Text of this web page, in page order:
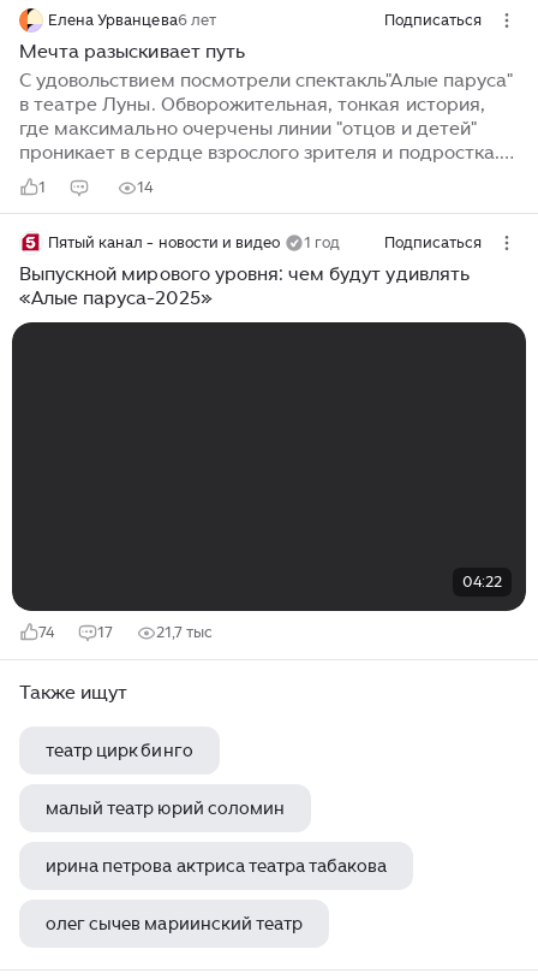
Елена Урванцева6 лет Подписаться
Мечта разыскивает путь
С удовольствием посмотрели спектакль"Алые паруса"
в театре Луны. Обворожительная, тонкая история,
где максимально очерчены линии "отцов и детей"
проникает в сердце взрослого зрителя и подростка. В
сцене прощания Ассоль с отцом плакала. Артур Грей
и Летика - невероятно талантливые актёры. Вы не
обаятельная Ассоль! Хрупкая, нежная, пластичная...
Очаровательная Бетси, весёлая, яркая. И мальчишки
- огонь. Особенно рыжий! Блистательный актёрский
состав. Браво, Луна. Каждая встреча с вами -
1 14
Пятый канал - новости и видео 1 год Подписаться
Выпускной мирового уровня: чем будут удивлять
«Алые паруса-2025»
04:22
74 17 21,7 тыс
Также ищут
театр цирк бинго
малый театр юрий соломин
ирина петрова актриса театра табакова
олег сычев мариинский театр